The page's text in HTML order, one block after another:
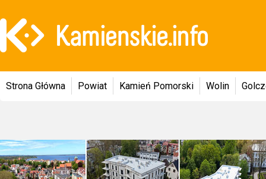
Strona Główna Powiat Kamień Pomorski Wolin